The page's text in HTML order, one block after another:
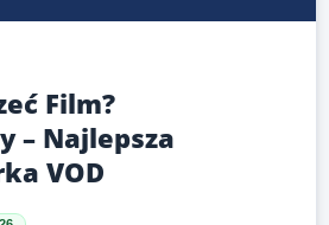
Film?
– Najlepsza
VOD